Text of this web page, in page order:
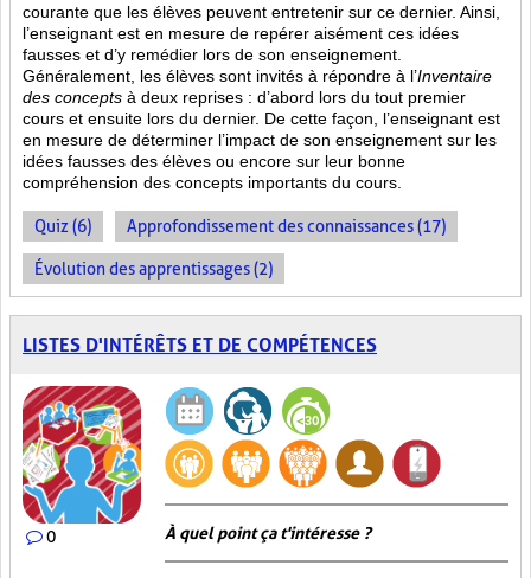
courante que les élèves peuvent entretenir sur ce dernier. Ainsi,
l’enseignant est en mesure de repérer aisément ces idées
fausses et d’y remédier lors de son enseignement.
Généralement, les élèves sont invités à répondre à l’Inventaire
des concepts à deux reprises : d’abord lors du tout premier
cours et ensuite lors du dernier. De cette façon, l’enseignant est
en mesure de déterminer l’impact de son enseignement sur les
idées fausses des élèves ou encore sur leur bonne
compréhension des concepts importants du cours.
Quiz (6) Approfondissement des connaissances (17)
Évolution des apprentissages (2)
LISTES D'INTÉRÊTS ET DE COMPÉTENCES
0 À quel point ça t'intéresse ?